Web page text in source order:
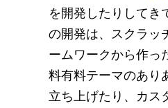
を開発したりしてき
の開発は、スクラッ
ームワークから作っ
料有料テーマのあり
立ち上げたり、カス